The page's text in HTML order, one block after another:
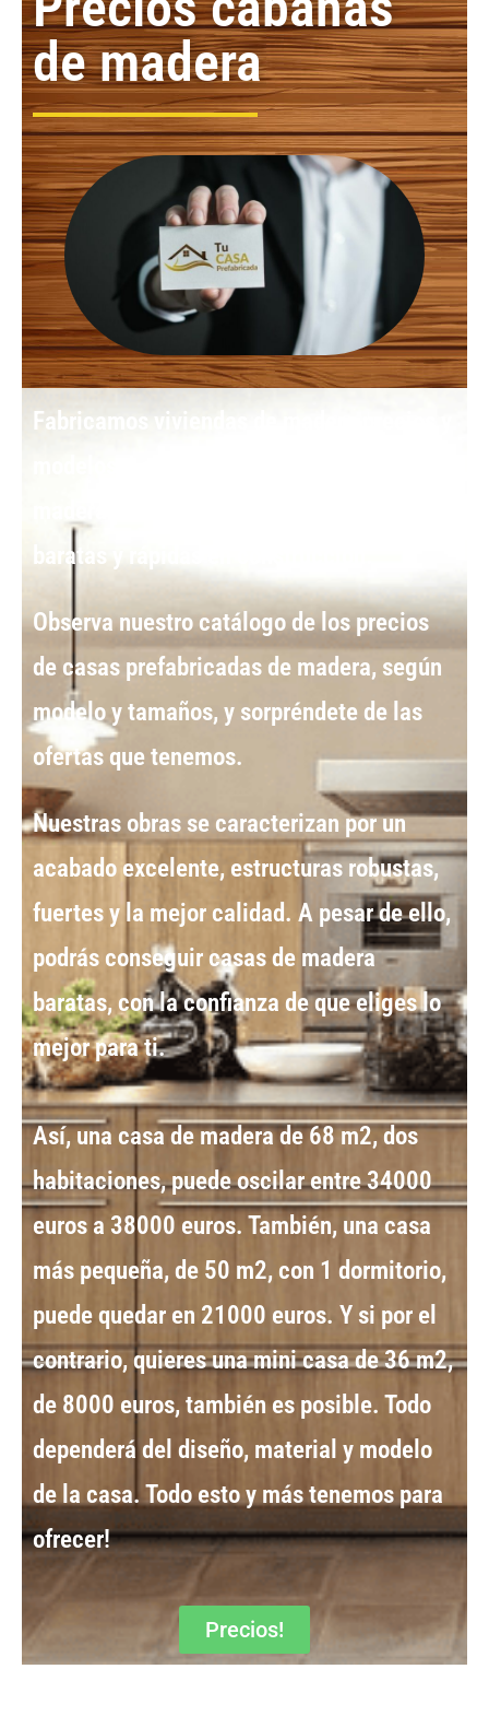
de madera
Fabricamos viviendas de madera precios y
baratas y rápidas en construcción.
Observa nuestro catálogo de losprecios
de casas prefabricadas de madera, según
modelo y tamaños, y sorpréndete de las
ofertas que tenemos.
Nuestras obras se caracterizan por un
acabado excelente, estructuras robustas,
fuertes y la mejor calidad. A pesar de ello,
podrás conseguir casas de madera
baratas, con la confianza de que eliges lo
mejor para ti.
Así, una casa de madera de 68 m2, dos
habitaciones, puede oscilar entre34000
euros a 38000 euros. También, una casa
más pequeña, de 50 m2, con 1 dormitorio,
puede quedar en 21000 euros. Y si por el
contrario, quieres unamini casa de 36 m2,
de 8000 euros, también es posible. Todo
dependerá del diseño, material y modelo
de la casa. Todo esto y más tenemos para
ofrecer!
Precios!